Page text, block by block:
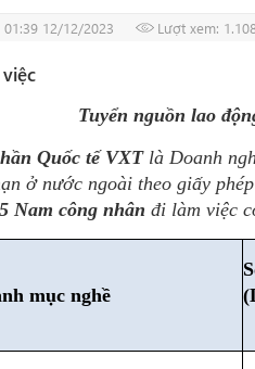
12/12/2023 Lượt xem:
Tuyển nguồn lao
Quốc tế VXT là Doanh
ở nước ngoài theo giấy
Nam công nhân đi làm việc
mục nghề